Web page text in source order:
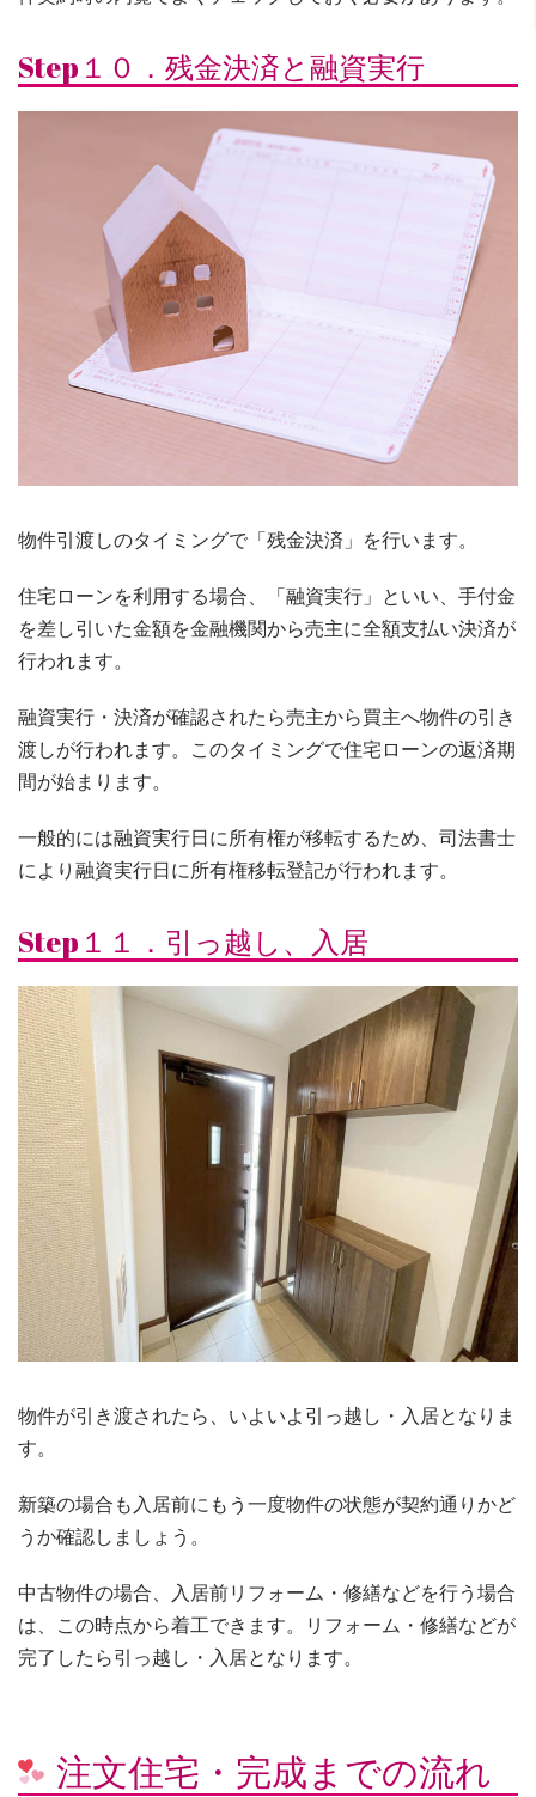
Step１０．残金決済と融資実行
物件引渡しのタイミングで「残金決済」を行います。
住宅ローンを利用する場合、「融資実行」といい、手付金
を差し引いた金額を金融機関から売主に全額支払い決済が
行われます。
融資実行・決済が確認されたら売主から買主へ物件の引き
渡しが行われます。このタイミングで住宅ローンの返済期
間が始まります。
一般的には融資実行日に所有権が移転するため、司法書士
により融資実行日に所有権移転登記が行われます。
Step１１．引っ越し、入居
物件が引き渡されたら、いよいよ引っ越し・入居となりま
す。
新築の場合も入居前にもう一度物件の状態が契約通りかど
うか確認しましょう。
中古物件の場合、入居前リフォーム・修繕などを行う場合
は、この時点から着工できます。リフォーム・修繕などが
完了したら引っ越し・入居となります。
注文住宅・完成までの流れ